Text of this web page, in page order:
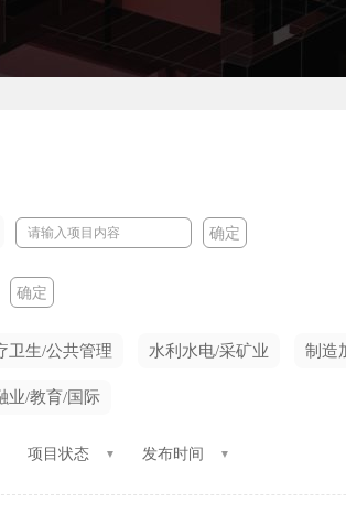
确定
确定
卫生/公共管理 水利水电/采矿业 制造
业/教育/国际
项目状态 发布时间